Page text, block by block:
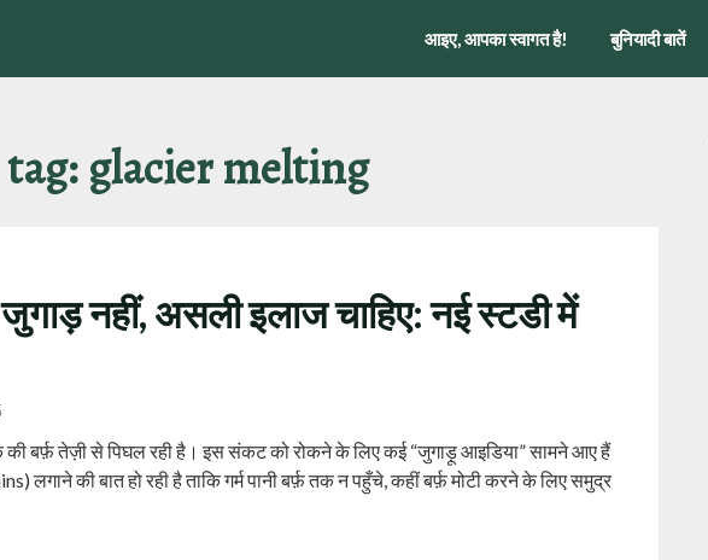
आइए, आपका स्वागत है! बुनियादी बातें
tag:glacier melting
नहीं, असली इलाज चाहिए: नई स्टडी में
की बर्फ़ तेज़ी से पिघल रही है। इस संकट को रोकने के लिए कई “जुगाड़ू आइडिया” सामने आए हैं
लगाने की बात हो रही है ताकि गर्म पानी बर्फ़ तक न पहुँचे, कहीं बर्फ़ मोटी करने के लिए समुद्र